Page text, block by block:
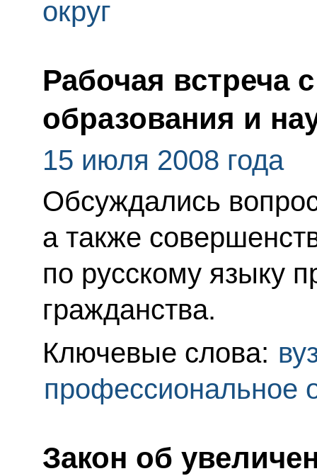
округ
Рабочая встреча
образования и
15 июля 2008 года
Обсуждались
а также
по русскому языку
гражданства.
Ключевые слова:
профессиональное
Закон об